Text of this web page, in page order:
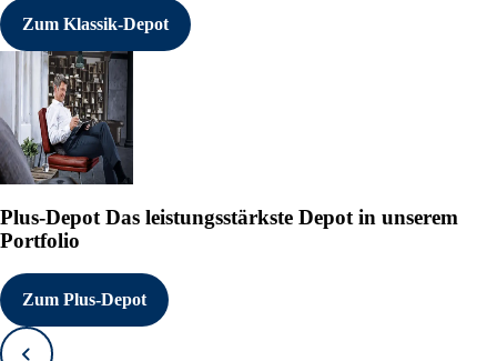
Zum Klassik-Depot
Plus-Depot Das leistungsstärkste Depot in unserem
Portfolio
Zum Plus-Depot